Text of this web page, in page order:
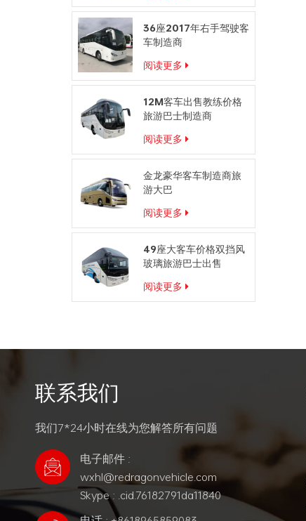
36座2017年右手驾驶客
车制造商
阅读更多
12M客车出售教练价格
旅游巴士制造商
阅读更多
金龙豪华客车制造商旅
游大巴
阅读更多
49座大客车价格双挡风
玻璃旅游巴士出售
阅读更多
联系我们
我们7*24小时在线为您解答所有问题
电子邮件 :
wxhl@redragonvehicle.com
Skype : .cid.76182791da11840